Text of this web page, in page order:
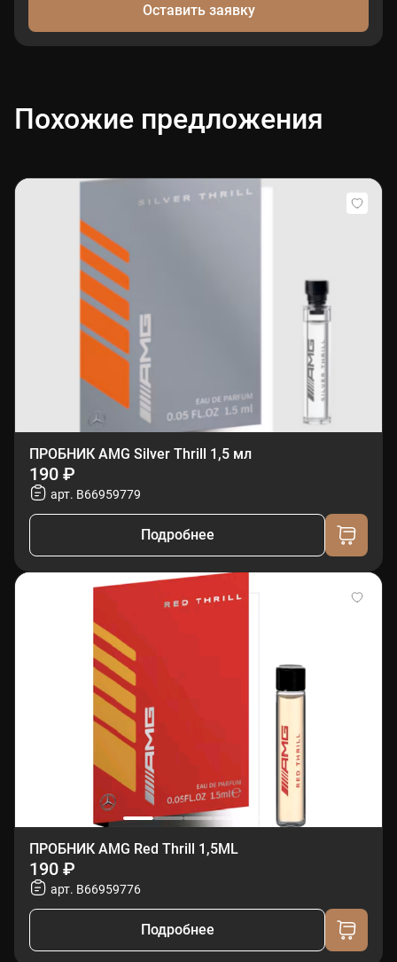
Оставить заявку
Похожие предложения
ПРОБНИК AMG Silver Thrill 1,5 мл
190 ₽
арт. B66959779
Подробнее
ПРОБНИК AMG Red Thrill 1,5ML
190 ₽
арт. B66959776
Подробнее